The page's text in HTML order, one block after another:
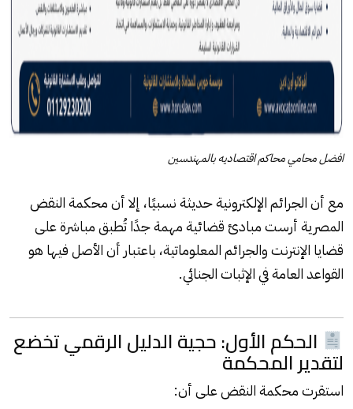
افضل محامي محاكم اقتصاديه بالمهندسين
مع أن الجرائم الإلكترونية حديثة نسبيًا، إلا أن محكمة النقض
المصرية أرست مبادئ قضائية مهمة جدًا تُطبق مباشرة على
قضايا الإنترنت والجرائم المعلوماتية، باعتبار أن الأصل فيها هو
القواعد العامة في الإثبات الجنائي.
الحكم الأول: حجية الدليل الرقمي تخضع
لتقدير المحكمة
استقرت محكمة النقض على أن: